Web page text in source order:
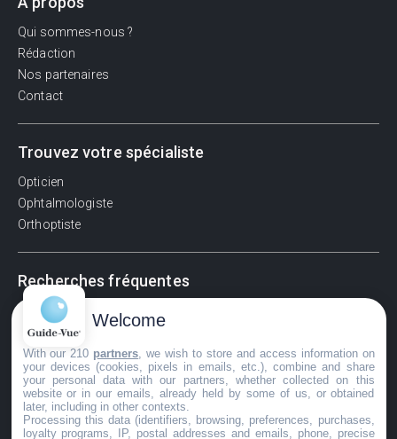
Qui sommes-nous ?
Rédaction
Nos partenaires
Contact
Trouvez votre spécialiste
Opticien
Ophtalmologiste
Orthoptiste
Recherches fréquentes
Pathologies adultes
Signes d'une urgence ophtalmologique
La vision
Acuité visuelle
Myosis / mydriase
Œdème oculaire
Welcome
With our 210 partners , we wish to store and access information on
your devices (cookies, pixels in emails, etc.), combine and share
your personal data with our partners, whether collected on this
website or in our emails, already held by some of us, or obtained
later, including in other contexts.
Processing this data (identifiers, browsing, preferences, purchases,
loyalty programs, IP, postal addresses and emails, phone, precise